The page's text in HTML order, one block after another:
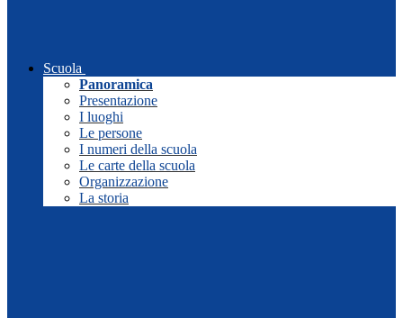
Scuola
Panoramica
Presentazione
I luoghi
Le persone
I numeri della scuola
Le carte della scuola
Organizzazione
La storia